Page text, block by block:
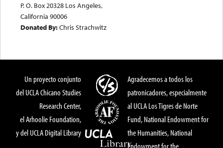
P. O. Box 20328 Los Angeles,
California 90006
Donated By:Chris Strachwitz
Un proyecto conjunto
del UCLA Chicano Studies
Research Center,
el Arhoolie Foundation,
y del UCLA Digital Library
Agradecemos a todos los
patronicadores, especialmente
al UCLA Los Tigres de Norte
Fund, National Endowment for
the Humanities, National